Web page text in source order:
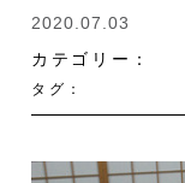
2020.07.03
カテゴリー：
タグ：